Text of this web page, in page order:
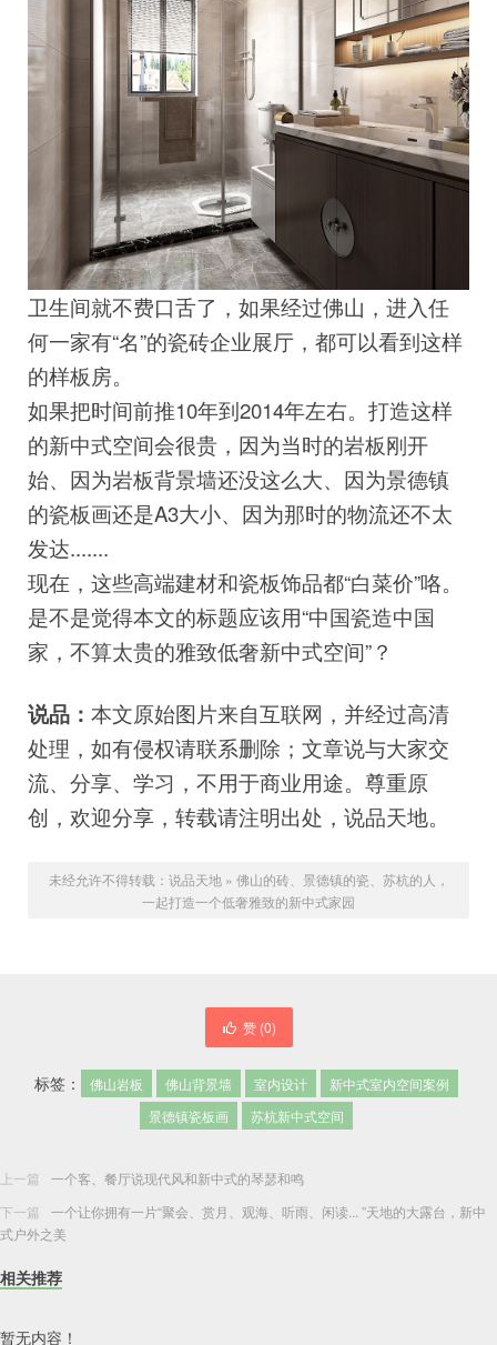
卫生间就不费口舌了，如果经过佛山，进入任
何一家有“名”的瓷砖企业展厅，都可以看到这样
的样板房。
如果把时间前推10年到2014年左右。打造这样
的新中式空间会很贵，因为当时的岩板刚开
始、因为岩板背景墙还没这么大、因为景德镇
的瓷板画还是A3大小、因为那时的物流还不太
发达.......
现在，这些高端建材和瓷板饰品都“白菜价”咯。
是不是觉得本文的标题应该用“中国瓷造中国
家，不算太贵的雅致低奢新中式空间”？
说品： 本文原始图片来自互联网，并经过高清
处理，如有侵权请联系删除；文章说与大家交
流、分享、学习，不用于商业用途。尊重原
创，欢迎分享，转载请注明出处，说品天地。
未经允许不得转载： 说品天地» 佛山的砖、景德镇的瓷、苏杭的人，
一起打造一个低奢雅致的新中式家园
赞 (0)
标签： 佛山岩板 佛山背景墙 室内设计
新中式室内空间案例
景德镇瓷板画
苏杭新中式空间
上一篇
一个客、餐厅说现代风和新中式的琴瑟和鸣
下一篇
一个让你拥有一片“聚会、赏月、观海、听雨、闲读... ”天地的大露台，新中
式户外之美
相关推荐
暂无内容！